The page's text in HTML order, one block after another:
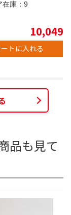
庫： 9
10,049
トに入れる
品も見て